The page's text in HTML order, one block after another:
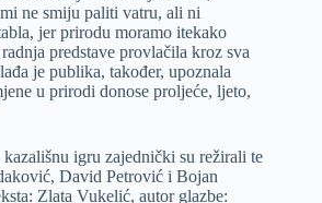
ne smiju paliti vatru, ali ni
jer prirodu moramo itekako
predstave provlačila kroz sva
je publika, također, upoznala
u prirodi donose proljeće, ljeto,
igru zajednički su režirali te
David Petrović i Bojan
Zlata Vukelić, autor glazbe: